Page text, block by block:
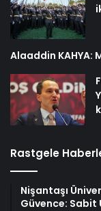
Alaaddin KAHYA:
Rastgele
Nişantaşı
Güvence: Sabit